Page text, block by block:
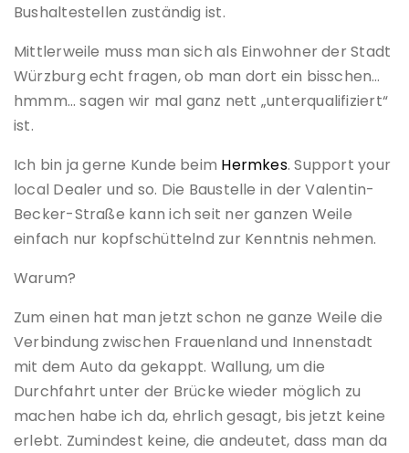
Bushaltestellen zuständig ist.
Mittlerweile muss man sich als Einwohner der Stadt
Würzburg echt fragen, ob man dort ein bisschen…
hmmm… sagen wir mal ganz nett „unterqualifiziert“
ist.
Ich bin ja gerne Kunde beim Hermkes. Support your
local Dealer und so. Die Baustelle in der Valentin-
Becker-Straße kann ich seit ner ganzen Weile
einfach nur kopfschüttelnd zur Kenntnis nehmen.
Warum?
Zum einen hat man jetzt schon ne ganze Weile die
Verbindung zwischen Frauenland und Innenstadt
mit dem Auto da gekappt. Wallung, um die
Durchfahrt unter der Brücke wieder möglich zu
machen habe ich da, ehrlich gesagt, bis jetzt keine
erlebt. Zumindest keine, die andeutet, dass man da